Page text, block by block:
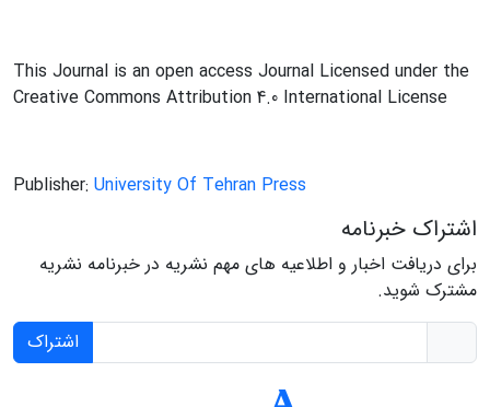
This Journal is an open access Journal Licensed under the
Creative Commons Attribution 4.0 International License
Publisher: University Of Tehran Press
اشتراک خبرنامه
برای دریافت اخبار و اطلاعیه های مهم نشریه در خبرنامه نشریه
مشترک شوید.
اشتراک